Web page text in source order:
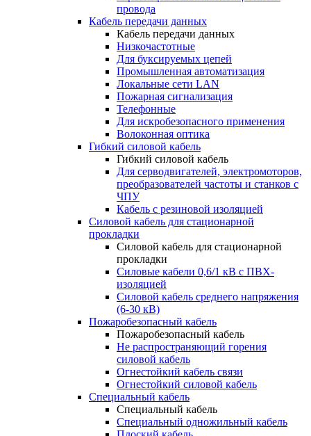
провода
Кабель передачи данных
Кабель передачи данных
Низкочастотные
Для буксируемых цепей
Промышленная автоматизация
Локальные сети LAN
Пожарная сигнализация
Телефонные
Для искробезопасного применения
Волоконная оптика
Гибкий силовой кабель
Гибкий силовой кабель
Для серводвигателей, электромоторов,
преобразователей частоты и станков с
ЧПУ
Кабель с резиновой изоляцией
Силовой кабель для стационарной
прокладки
Силовой кабель для стационарной
прокладки
Силовые кабели 0,6/1 кВ с ПВХ-
изоляцией
Силовой кабель среднего напряжения
(6-30 кВ)
Пожаробезопасный кабель
Пожаробезопасный кабель
Не распространяющий горения
силовой кабель
Огнестойкий кабель связи
Огнестойкий силовой кабель
Специальный кабель
Специальный кабель
Специальный одножильный кабель